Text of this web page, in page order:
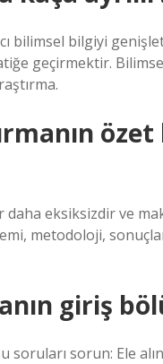
bilimsel bilgiyi
geçirmektir.
eksiksizdir ve
metodoloji,
giriş
soruları sorun: Ele